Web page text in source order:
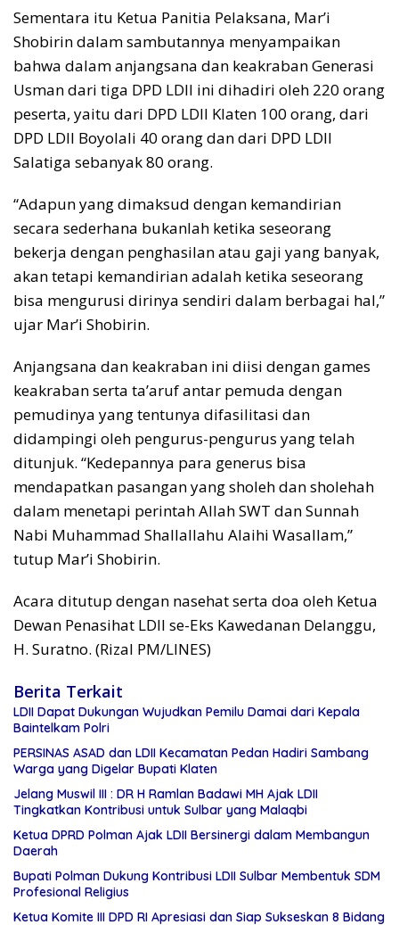
Sementara itu Ketua Panitia Pelaksana, Mar’i
Shobirin dalam sambutannya menyampaikan
bahwa dalam anjangsana dan keakraban Generasi
Usman dari tiga DPD LDII ini dihadiri oleh 220 orang
peserta, yaitu dari DPD LDII Klaten 100 orang, dari
DPD LDII Boyolali 40 orang dan dari DPD LDII
Salatiga sebanyak 80 orang.
“Adapun yang dimaksud dengan kemandirian
secara sederhana bukanlah ketika seseorang
bekerja dengan penghasilan atau gaji yang banyak,
akan tetapi kemandirian adalah ketika seseorang
bisa mengurusi dirinya sendiri dalam berbagai hal,”
ujar Mar’i Shobirin.
Anjangsana dan keakraban ini diisi dengan games
keakraban serta ta’aruf antar pemuda dengan
pemudinya yang tentunya difasilitasi dan
didampingi oleh pengurus-pengurus yang telah
ditunjuk. “Kedepannya para generus bisa
mendapatkan pasangan yang sholeh dan sholehah
dalam menetapi perintah Allah SWT dan Sunnah
Nabi Muhammad Shallallahu Alaihi Wasallam,”
tutup Mar’i Shobirin.
Acara ditutup dengan nasehat serta doa oleh Ketua
Dewan Penasihat LDII se-Eks Kawedanan Delanggu,
H. Suratno. (Rizal PM/LINES)
Berita Terkait
LDII Dapat Dukungan Wujudkan Pemilu Damai dari Kepala
Baintelkam Polri
PERSINAS ASAD dan LDII Kecamatan Pedan Hadiri Sambang
Warga yang Digelar Bupati Klaten
Jelang Muswil III : DR H Ramlan Badawi MH Ajak LDII
Tingkatkan Kontribusi untuk Sulbar yang Malaqbi
Ketua DPRD Polman Ajak LDII Bersinergi dalam Membangun
Daerah
Bupati Polman Dukung Kontribusi LDII Sulbar Membentuk SDM
Profesional Religius
Ketua Komite III DPD RI Apresiasi dan Siap Sukseskan 8 Bidang